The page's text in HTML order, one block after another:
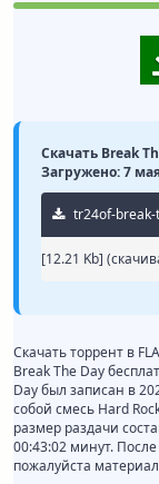
Скачать Break
Загружено: 7
tr24of-
[12.21 Kb]
Скачать торрент в
Break The Day
Day был записан в
собой смесь Hard
размер раздачи
00:43:02 минут.
пожалуйста